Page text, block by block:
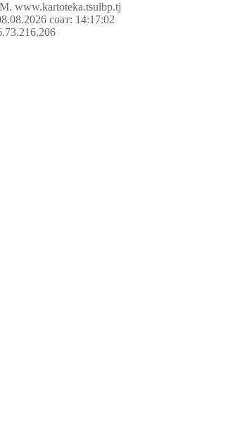
www.kartoteka.tsulbp.tj
соат: 14:17:02